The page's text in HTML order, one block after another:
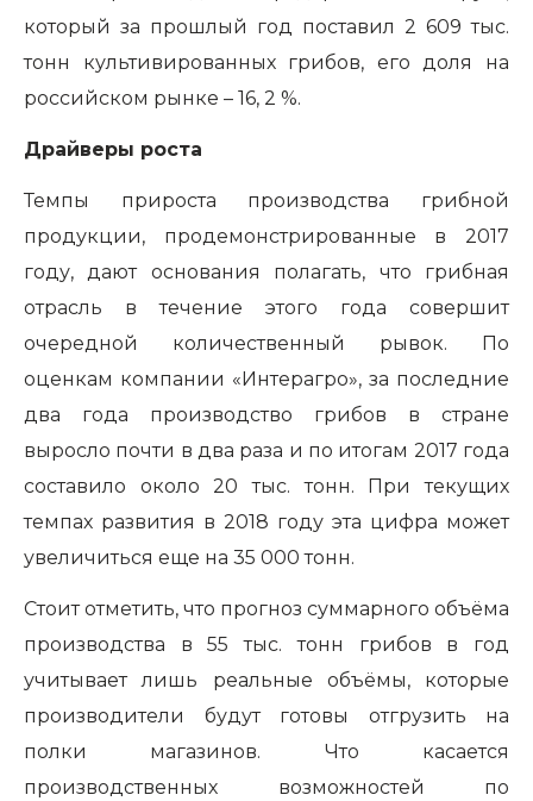
который за прошлый год поставил 2 609 тыс.
тонн культивированных грибов, его доля на
российском рынке – 16, 2 %.
Драйверы роста
Темпы прироста производства грибной
продукции, продемонстрированные в 2017
году, дают основания полагать, что грибная
отрасль в течение этого года совершит
очередной количественный рывок.
По
оценкам компании «Интерагро», за последние
два года производство грибов в стране
выросло почти в два раза и по итогам 2017 года
составило около 20 тыс. тонн. При текущих
темпах развития в 2018 году эта цифра может
увеличиться еще на 35 000 тонн.
Стоит отметить, что прогноз суммарного объёма
производства в 55 тыс. тонн грибов в год
учитывает лишь реальные объёмы, которые
производители будут готовы отгрузить на
полки магазинов. Что касается
производственных возможностей по